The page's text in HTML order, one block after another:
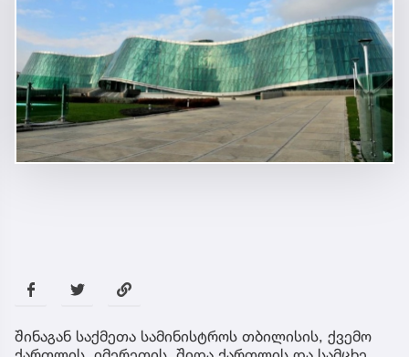
შინაგან საქმეთა სამინისტროს თბილისის, ქვემო